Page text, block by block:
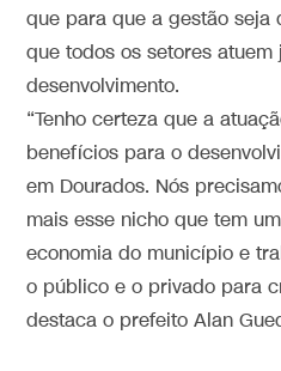
que para que a gestão seja
que todos os setores atuem
desenvolvimento.
“Tenho certeza que a
benefícios para o
em Dourados. Nós
mais esse nicho que tem
economia do município e
o público e o privado para
destaca o prefeito Alan